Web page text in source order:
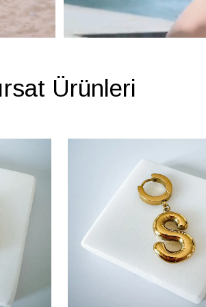
Ürünleri